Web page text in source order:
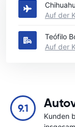
Auf der
Teófilo
Auf der
9.1
Kunden